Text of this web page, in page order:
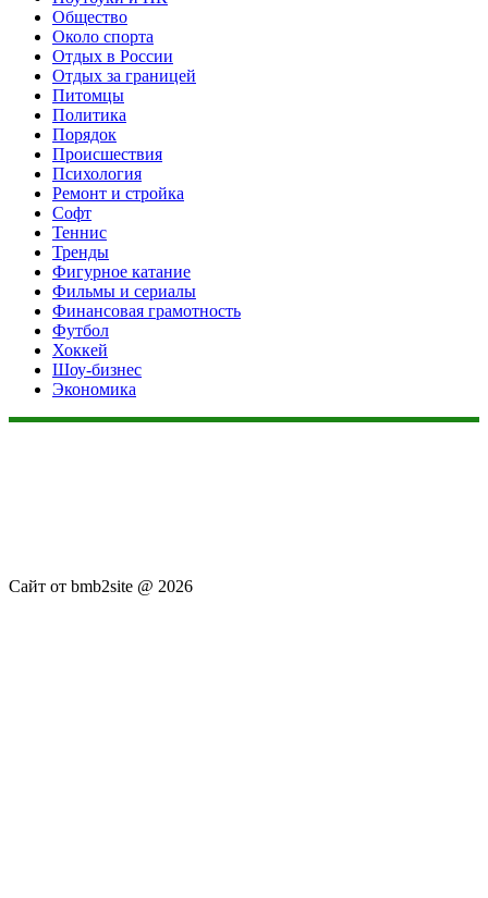
Общество
Около спорта
Отдых в России
Отдых за границей
Питомцы
Политика
Порядок
Происшествия
Психология
Ремонт и стройка
Софт
Теннис
Тренды
Фигурное катание
Фильмы и сериалы
Финансовая грамотность
Футбол
Хоккей
Шоу-бизнес
Экономика
Сайт от bmb2site @ 2026